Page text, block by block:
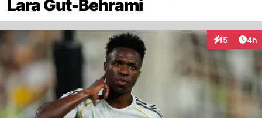
Lara Gut-Behrami
15
Interaktionen
4h